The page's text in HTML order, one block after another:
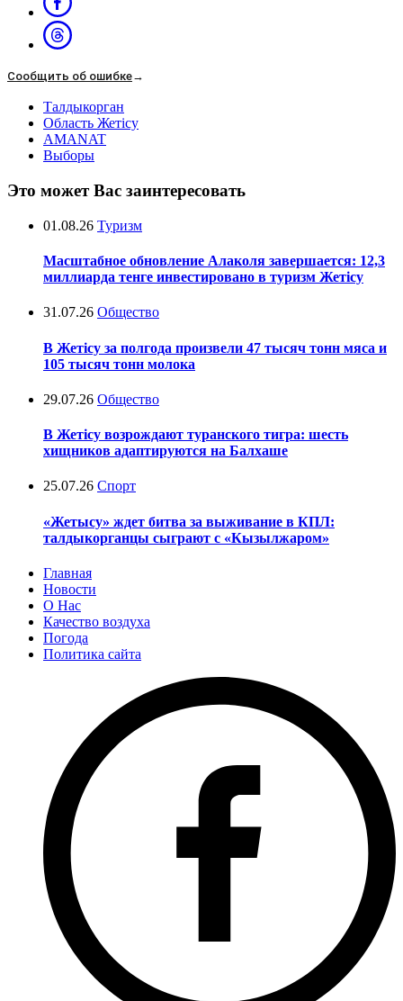
Сообщить об ошибке→
Талдыкорган
Область Жетісу
AMANAT
Выборы
Это может Вас заинтересовать
01.08.26 Туризм
Масштабное обновление Алаколя завершается: 12,3
миллиарда тенге инвестировано в туризм Жетісу
31.07.26 Общество
В Жетісу за полгода произвели 47 тысяч тонн мяса и
105 тысяч тонн молока
29.07.26 Общество
В Жетісу возрождают туранского тигра: шесть
хищников адаптируются на Балхаше
25.07.26 Спорт
«Жетысу» ждет битва за выживание в КПЛ:
талдыкорганцы сыграют с «Кызылжаром»
Главная
Новости
О Нас
Качество воздуха
Погода
Политика сайта